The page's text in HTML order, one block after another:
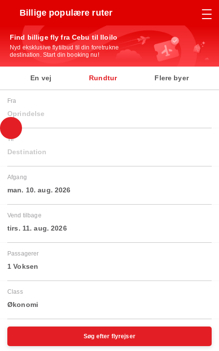
Billige populære ruter
Find billige fly fra Cebu til Iloilo
Nyd eksklusive flytilbud til din foretrukne
destination. Start din booking nu!
En vej Rundtur Flere byer
Fra
Oprindelse
Til
Destination
Afgang
man. 10. aug. 2026
Vend tilbage
tirs. 11. aug. 2026
Passagerer
1 Voksen
Class
Økonomi
Søg efter flyrejser